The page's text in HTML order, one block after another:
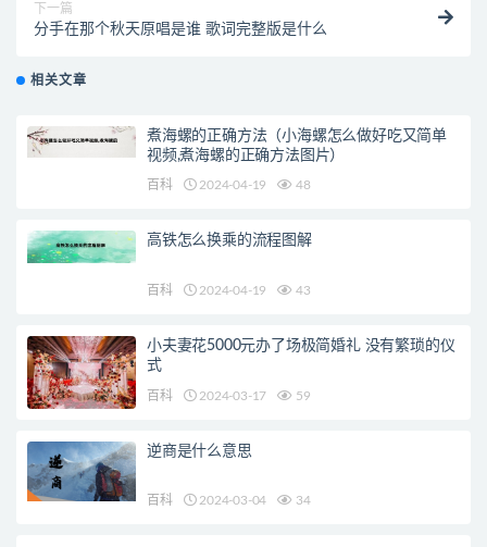
下一篇
分手在那个秋天原唱是谁 歌词完整版是什么
相关文章
煮海螺的正确方法（小海螺怎么做好吃又简单
视频,煮海螺的正确方法图片）
百科 2024-04-19 48
高铁怎么换乘的流程图解
百科 2024-04-19 43
小夫妻花5000元办了场极简婚礼 没有繁琐的仪
式
百科 2024-03-17 59
逆商是什么意思
百科 2024-03-04 34